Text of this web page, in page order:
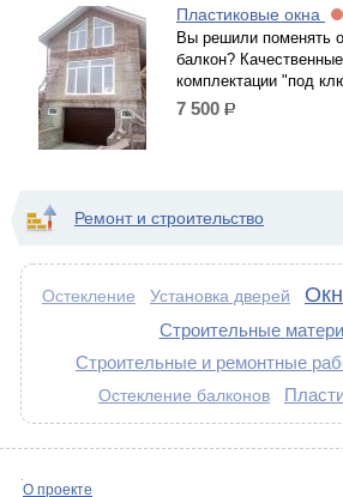
Пластиковые окна
Вы решили поменять
балкон?
комплектации "под
7 500 р.
Ремонт и строительство
Остекление Установка дверей
Строительные
Строительные и ремонтные
Остекление балконов
О проекте